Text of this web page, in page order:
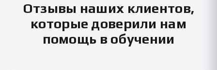
Отзывы наших клиентов,
которые доверили нам
помощь в обучении